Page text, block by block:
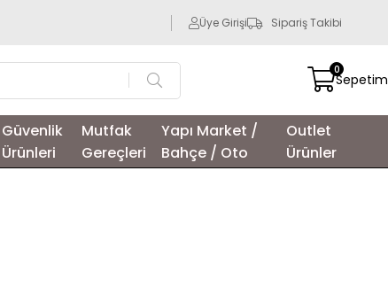
Üye Girişi Sipariş Takibi
Sepetim
0
Güvenlik
Ürünleri
Mutfak
Gereçleri
Yapı Market /
Bahçe / Oto
Outlet
Ürünler